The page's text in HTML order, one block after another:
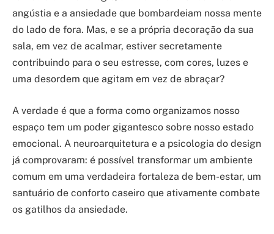
angústia e a ansiedade que bombardeiam nossa mente
do lado de fora. Mas, e se a própria decoração da sua
sala, em vez de acalmar, estiver secretamente
contribuindo para o seu estresse, com cores, luzes e
uma desordem que agitam em vez de abraçar?
A verdade é que a forma como organizamos nosso
espaço tem um poder gigantesco sobre nosso estado
emocional. A neuroarquitetura e a psicologia do design
já comprovaram: é possível transformar um ambiente
comum em uma verdadeira fortaleza de bem-estar, um
santuário de conforto caseiro que ativamente combate
os gatilhos da ansiedade.